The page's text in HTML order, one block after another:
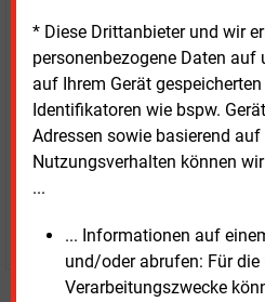
* Diese Drittanbieter und wir
personenbezogene Daten
auf Ihrem Gerät
Identifikatoren wie bspw.
Adressen sowie basierend
Nutzungsverhalten können
...
... Informationen auf
und/oder abrufen: Für die
Verarbeitungszwecke
erhalten Sie sofort diesen
nur €8.93
JETZT ARTIKEL KAUFEN